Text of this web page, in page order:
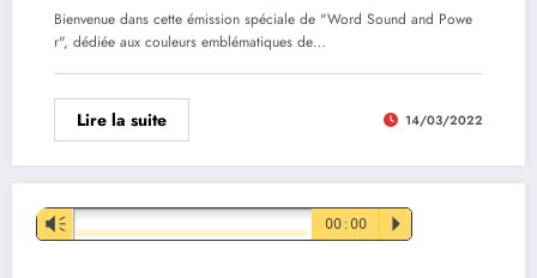
Bienvenue dans cette émission spéciale de "Word Sound and Powe
r", dédiée aux couleurs emblématiques de…
Lire la suite 14/03/2022
Lecteur
audio
Vm 00:00 P